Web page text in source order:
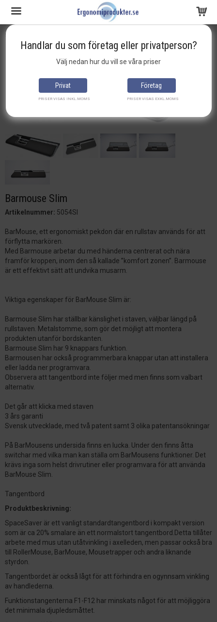
Produkten har blivit tillagd i varukorgen
Startsida
Barmouse Slim
Artikelnummer: 5054SI
BarMouse, ett ergonomiskt pekdon där en rullstav används för att
förflytta markören.
Med Barmouse arbetar du med händerna centrerat och nära
framför kroppen, inom den så kallade ”komfort zonen”. Barmouse
är ett effektivt sätt att undvika musarm.
Viktiga egenskaper för BarMouse Slim är:
Barmouse Slim har ställbar känslighet i staven, väljbar längd på
rullstaven. Metalstomme, som gör det möjligt att montera
produkten utanför bordskanten.
Barmouse Slim har 9 knappars funktion.
Barmousen har också programmerbara knappar utan att installera
eller ladda ner programvara.
Observera att tangentbord inte följer med men finns som valbart
alternativ.
Det går att klicka med staven
3 års garanti
Svensk utvecklade, med två patent samt 3 olika patentansökningar
På BarMousens undersida finns en lucka. Under den finns åtta
switchar med vilka man kan ställa om BarMousens funktioner. Det
krävs inga som helst drivrutiner eller programvara för att använda
BarMouse Slim.
Tangentbord
Produktbeskrivning:
SpaceSaver är ett vanligt standardtangentbord i kompakt version
som är ca 20% smalare än ett normalstort tangentbord.Detta tillåter
arbete med mus utan utåtvinkling i axelleden, men passar också bra
till RollerMouse, BarMouse, Mousetrapper och andra liknande
styrdon.
Tangentbordet är också lågt för att förhindra en ogynnsam vinkling
av handlederna.
Funktionstangenterna F1-F12 har minskats något för att möjliggöra
det minimala djupledsmåttet.
Handlar du som företag eller privatperson?
Välj nedan hur du vill se våra priser
Privat
PRISER VISAS INKL.MOMS
Företag
PRISER VISAS EXKL.MOMS